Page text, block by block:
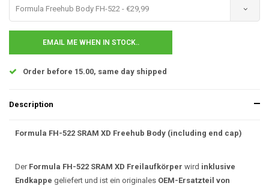
Formula Freehub Body FH-522 - €29,99
EMAIL ME WHEN IN STOCK..
Order before 15.00, same day shipped
Description
Formula FH-522 SRAM XD Freehub Body (including end cap)
Der Formula FH-522 SRAM XD Freilaufkörper wird inklusive
Endkappe geliefert und ist ein originales OEM-Ersatzteil von